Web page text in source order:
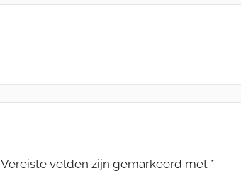
Vereiste velden zijn gemarkeerd met *